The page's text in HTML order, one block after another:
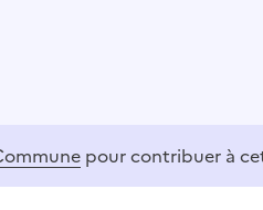
pour contribuer à